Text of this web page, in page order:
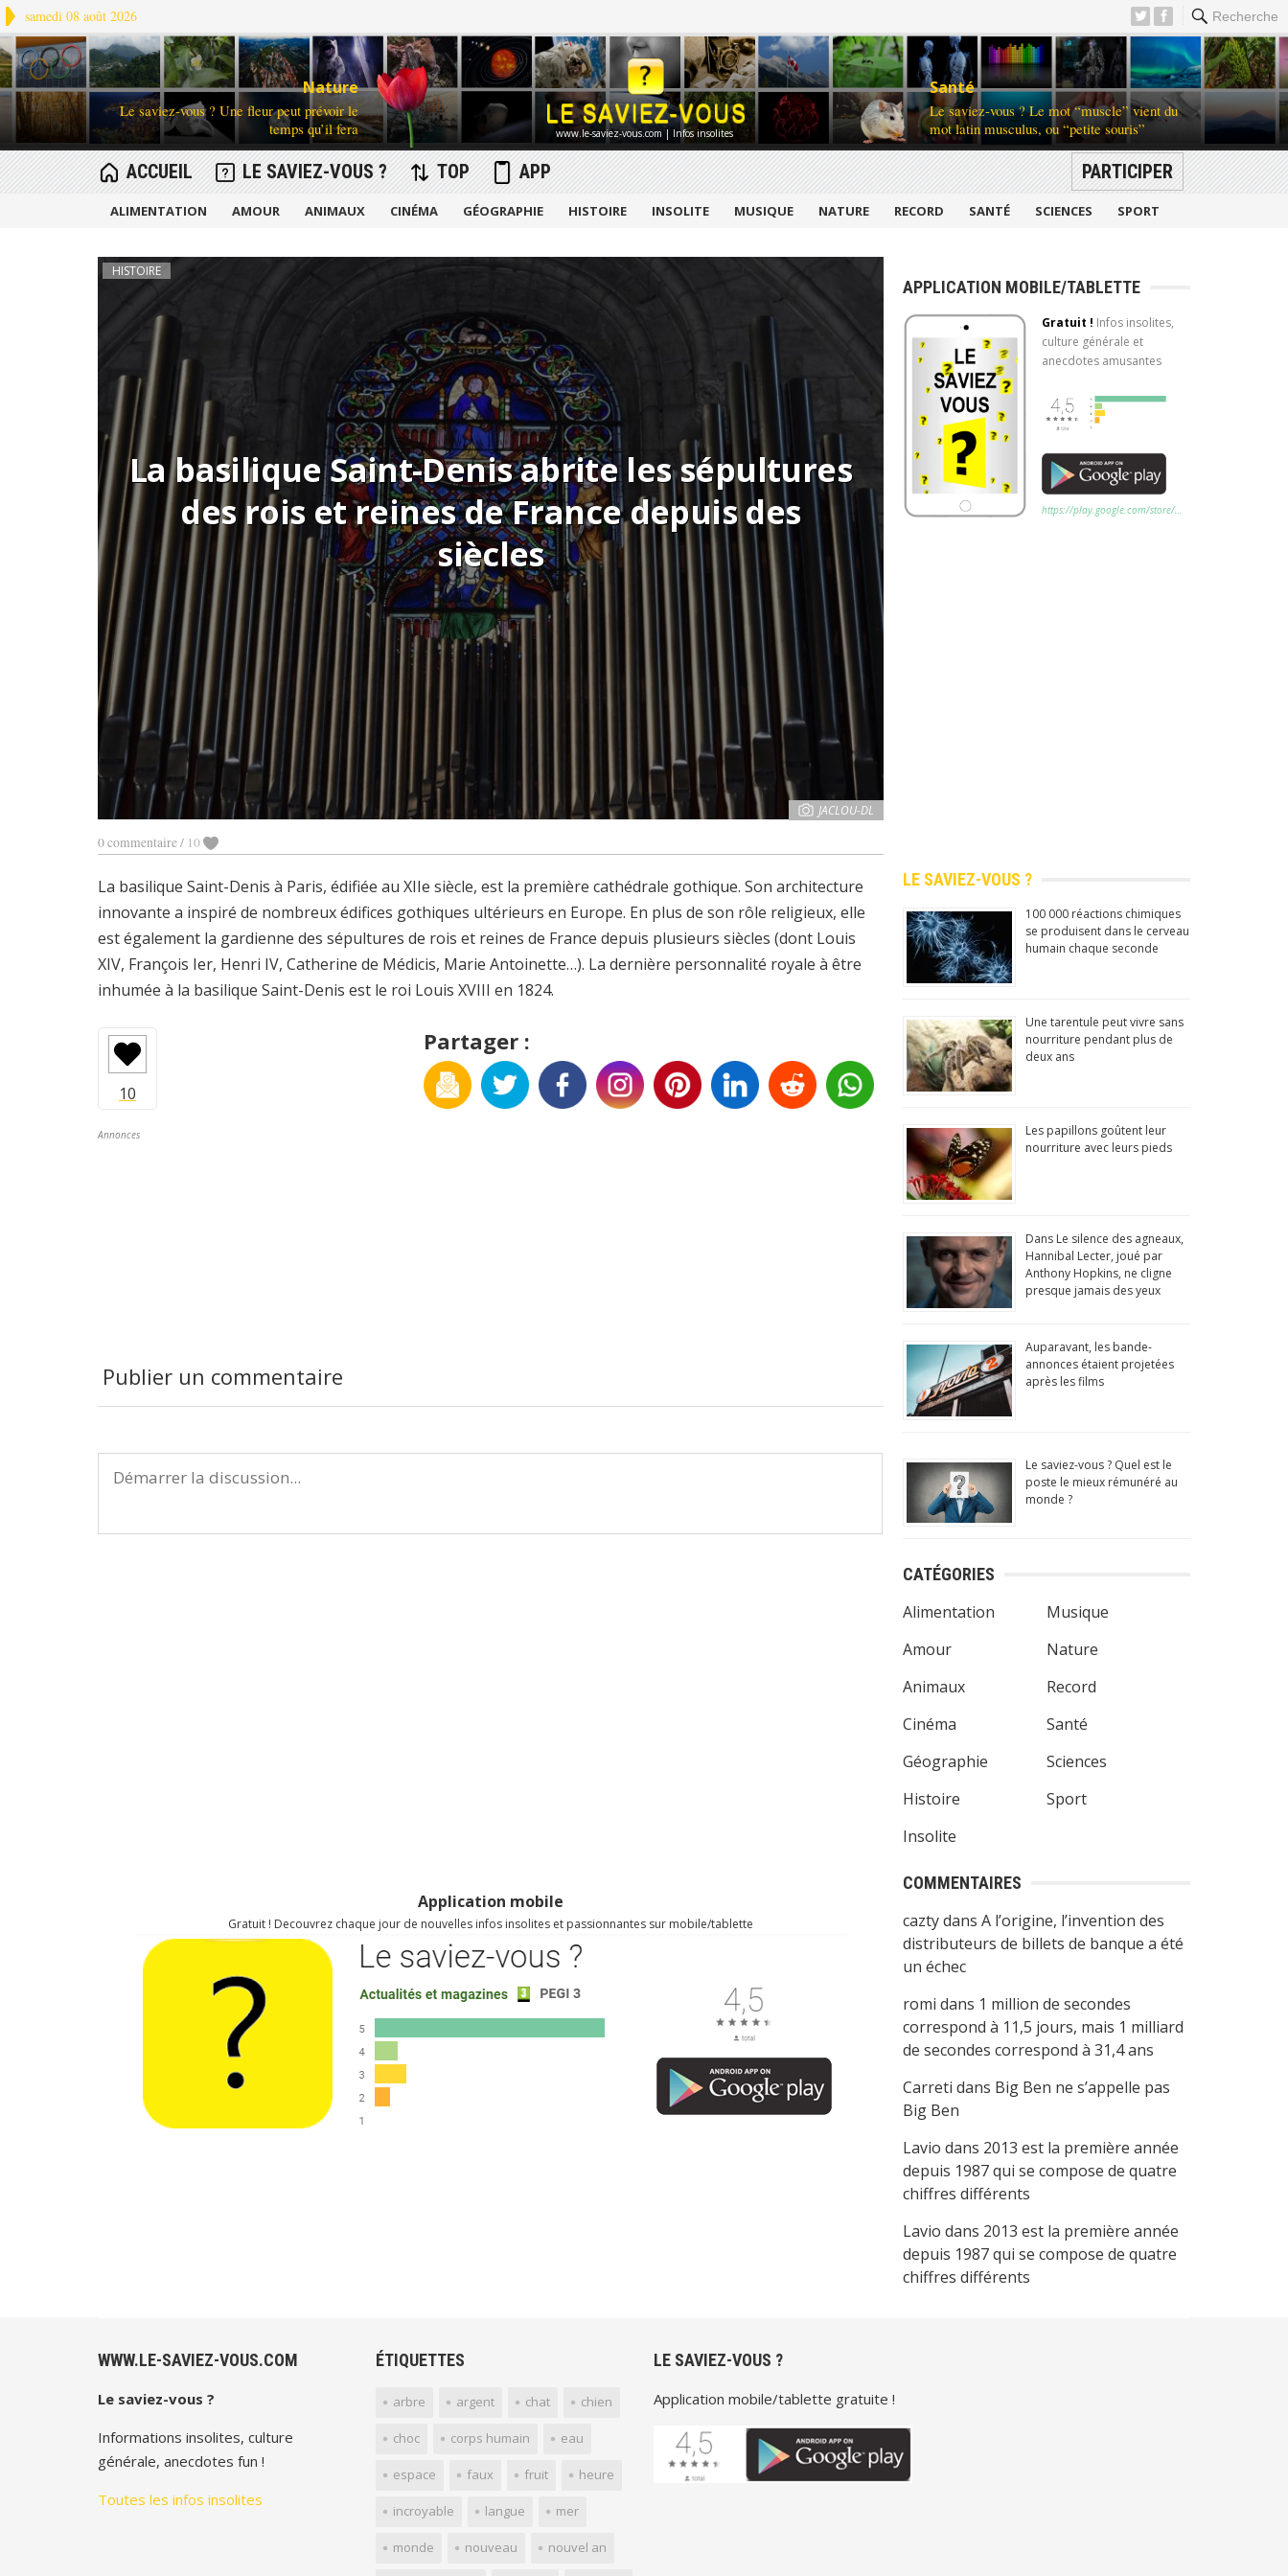
samedi 08 août 2026 Recherche
www.le-saviez-vous.com | Infos insolites
Nature
Le saviez-vous ? Une fleur peut prévoir le
temps qu’il fera
Santé
Le saviez-vous ? Le mot “muscle” vient du
mot latin musculus, ou “petite souris”
ACCUEIL LE SAVIEZ-VOUS ? TOP APP PARTICIPER
ALIMENTATION AMOUR ANIMAUX CINÉMA GÉOGRAPHIE HISTOIRE INSOLITE MUSIQUE NATURE RECORD SANTÉ SCIENCES SPORT
HISTOIRE
La basilique Saint-Denis abrite les sépultures
des rois et reines de France depuis des
siècles
JACLOU-DL
0 commentaire/ 10
La basilique Saint-Denis à Paris, édifiée au XIIe siècle, est la première cathédrale gothique. Son architecture
innovante a inspiré de nombreux édifices gothiques ultérieurs en Europe. En plus de son rôle religieux, elle
est également la gardienne des sépultures de rois et reines de France depuis plusieurs siècles (dont Louis
XIV, François Ier, Henri IV, Catherine de Médicis, Marie Antoinette…). La dernière personnalité royale à être
inhumée à la basilique Saint-Denis est le roi Louis XVIII en 1824.
Partager :
Annonces
Publier un commentaire
Application mobile
Gratuit ! Decouvrez chaque jour de nouvelles infos insolites et passionnantes sur mobile/tablette
APPLICATION MOBILE/TABLETTE
Gratuit ! Infos insolites,
culture générale et
anecdotes amusantes
https://play.google.com/store/…
LE SAVIEZ-VOUS ?
100 000 réactions chimiques
se produisent dans le cerveau
humain chaque seconde
Une tarentule peut vivre sans
nourriture pendant plus de
deux ans
Les papillons goûtent leur
nourriture avec leurs pieds
Dans Le silence des agneaux,
Hannibal Lecter, joué par
Anthony Hopkins, ne cligne
presque jamais des yeux
Auparavant, les bande-
annonces étaient projetées
après les films
Le saviez-vous ? Quel est le
poste le mieux rémunéré au
monde ?
CATÉGORIES
Alimentation
Amour
Animaux
Cinéma
Géographie
Histoire
Insolite
Musique
Nature
Record
Santé
Sciences
Sport
COMMENTAIRES
caztydans A l’origine, l’invention des
distributeurs de billets de banque a été
un échec
romi dans 1 million de secondes
correspond à 11,5 jours, mais 1 milliard
de secondes correspond à 31,4 ans
Carreti dans Big Ben ne s’appelle pas
Big Ben
Lavio dans 2013 est la première année
depuis 1987 qui se compose de quatre
chiffres différents
Lavio dans 2013 est la première année
depuis 1987 qui se compose de quatre
chiffres différents
WWW.LE-SAVIEZ-VOUS.COM
Le saviez-vous ?
Informations insolites, culture
générale, anecdotes fun !
Toutes les infos insolites
ÉTIQUETTES
arbre argent chat chien
choc corps humain eau
espace faux fruit heure
incroyable langue mer
monde nouveau nouvel an
LE SAVIEZ-VOUS ?
Application mobile/tablette gratuite !